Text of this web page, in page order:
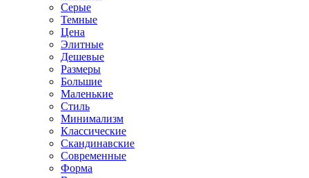
Серые
Темные
Цена
Элитные
Дешевые
Размеры
Большие
Маленькие
Стиль
Минимализм
Классические
Скандинавские
Современные
Форма